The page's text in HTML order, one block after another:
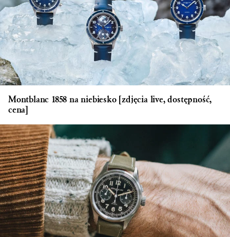
Montblanc 1858 na niebiesko [zdjęcia live, dostępność,
cena]